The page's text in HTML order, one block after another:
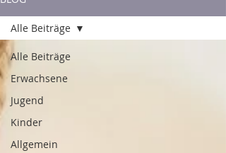
Alle Beiträge
Erwachsene
Jugend
Kinder
Allgemein
Alle Beiträge